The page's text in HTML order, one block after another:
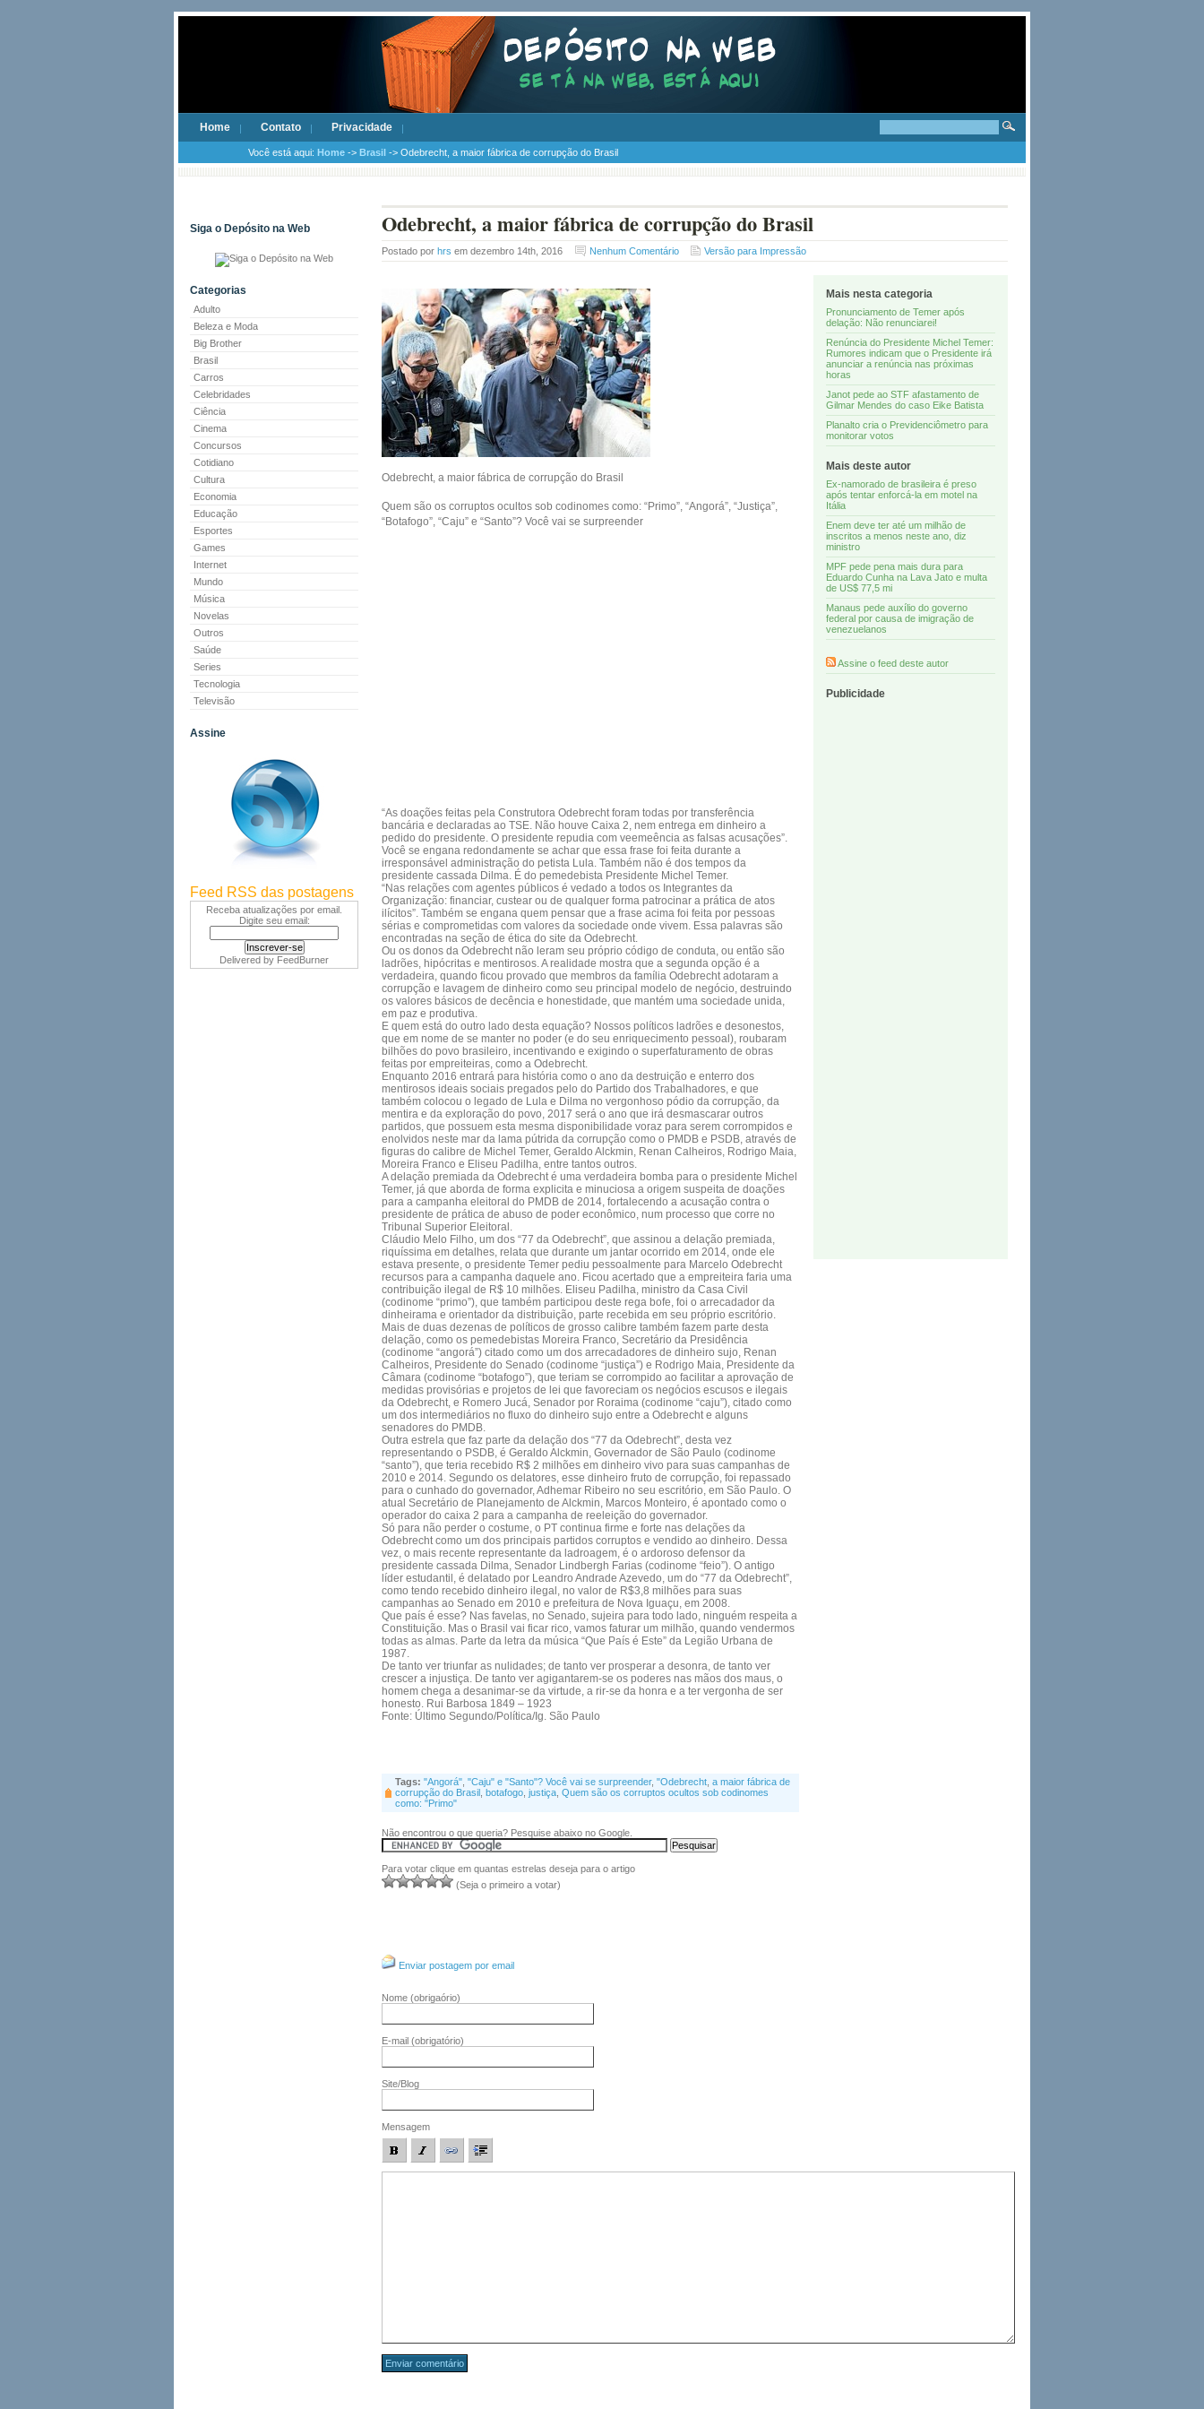
Home Contato Privacidade
Você está aqui: Home -> Brasil -> Odebrecht, a maior fábrica de corrupção do Brasil
Siga o Depósito na Web
Categorias
Adulto
Beleza e Moda
Big Brother
Brasil
Carros
Celebridades
Ciência
Cinema
Concursos
Cotidiano
Cultura
Economia
Educação
Esportes
Games
Internet
Mundo
Música
Novelas
Outros
Saúde
Series
Tecnologia
Televisão
Assine
Feed RSS das postagens
Receba atualizações por email.
Digite seu email:
Delivered by FeedBurner
Odebrecht, a maior fábrica de corrupção do Brasil
Postado por hrs em dezembro 14th, 2016 Nenhum Comentário Versão para Impressão
Odebrecht, a maior fábrica de corrupção do Brasil
Quem são os corruptos ocultos sob codinomes como: “Primo”, “Angorá”, “Justiça”,
“Botafogo”, “Caju” e “Santo”? Você vai se surpreender
“As doações feitas pela Construtora Odebrecht foram todas por transferência
bancária e declaradas ao TSE. Não houve Caixa 2, nem entrega em dinheiro a
pedido do presidente. O presidente repudia com veemeência as falsas acusações”.
Você se engana redondamente se achar que essa frase foi feita durante a
irresponsável administração do petista Lula. Também não é dos tempos da
presidente cassada Dilma. É do pemedebista Presidente Michel Temer.
“Nas relações com agentes públicos é vedado a todos os Integrantes da
Organização: financiar, custear ou de qualquer forma patrocinar a prática de atos
ilícitos”. Também se engana quem pensar que a frase acima foi feita por pessoas
sérias e comprometidas com valores da sociedade onde vivem. Essa palavras são
encontradas na seção de ética do site da Odebrecht.
Ou os donos da Odebrecht não leram seu próprio código de conduta, ou então são
ladrões, hipócritas e mentirosos. A realidade mostra que a segunda opção é a
verdadeira, quando ficou provado que membros da família Odebrecht adotaram a
corrupção e lavagem de dinheiro como seu principal modelo de negócio, destruindo
os valores básicos de decência e honestidade, que mantém uma sociedade unida,
em paz e produtiva.
E quem está do outro lado desta equação? Nossos políticos ladrões e desonestos,
que em nome de se manter no poder (e do seu enriquecimento pessoal), roubaram
bilhões do povo brasileiro, incentivando e exigindo o superfaturamento de obras
feitas por empreiteiras, como a Odebrecht.
Enquanto 2016 entrará para história como o ano da destruição e enterro dos
mentirosos ideais sociais pregados pelo do Partido dos Trabalhadores, e que
também colocou o legado de Lula e Dilma no vergonhoso pódio da corrupção, da
mentira e da exploração do povo, 2017 será o ano que irá desmascarar outros
partidos, que possuem esta mesma disponibilidade voraz para serem corrompidos e
enolvidos neste mar da lama pútrida da corrupção como o PMDB e PSDB, através de
figuras do calibre de Michel Temer, Geraldo Alckmin, Renan Calheiros, Rodrigo Maia,
Moreira Franco e Eliseu Padilha, entre tantos outros.
A delação premiada da Odebrecht é uma verdadeira bomba para o presidente Michel
Temer, já que aborda de forma explicita e minuciosa a origem suspeita de doações
para a campanha eleitoral do PMDB de 2014, fortalecendo a acusação contra o
presidente de prática de abuso de poder econômico, num processo que corre no
Tribunal Superior Eleitoral.
Cláudio Melo Filho, um dos “77 da Odebrecht”, que assinou a delação premiada,
riquíssima em detalhes, relata que durante um jantar ocorrido em 2014, onde ele
estava presente, o presidente Temer pediu pessoalmente para Marcelo Odebrecht
recursos para a campanha daquele ano. Ficou acertado que a empreiteira faria uma
contribuição ilegal de R$ 10 milhões. Eliseu Padilha, ministro da Casa Civil
(codinome “primo”), que também participou deste rega bofe, foi o arrecadador da
dinheirama e orientador da distribuição, parte recebida em seu próprio escritório.
Mais de duas dezenas de políticos de grosso calibre também fazem parte desta
delação, como os pemedebistas Moreira Franco, Secretário da Presidência
(codinome “angorá”) citado como um dos arrecadadores de dinheiro sujo, Renan
Calheiros, Presidente do Senado (codinome “justiça”) e Rodrigo Maia, Presidente da
Câmara (codinome “botafogo”), que teriam se corrompido ao facilitar a aprovação de
medidas provisórias e projetos de lei que favoreciam os negócios escusos e ilegais
da Odebrecht, e Romero Jucá, Senador por Roraima (codinome “caju”), citado como
um dos intermediários no fluxo do dinheiro sujo entre a Odebrecht e alguns
senadores do PMDB.
Outra estrela que faz parte da delação dos “77 da Odebrecht”, desta vez
representando o PSDB, é Geraldo Alckmin, Governador de São Paulo (codinome
“santo”), que teria recebido R$ 2 milhões em dinheiro vivo para suas campanhas de
2010 e 2014. Segundo os delatores, esse dinheiro fruto de corrupção, foi repassado
para o cunhado do governador, Adhemar Ribeiro no seu escritório, em São Paulo. O
atual Secretário de Planejamento de Alckmin, Marcos Monteiro, é apontado como o
operador do caixa 2 para a campanha de reeleição do governador.
Só para não perder o costume, o PT continua firme e forte nas delações da
Odebrecht como um dos principais partidos corruptos e vendido ao dinheiro. Dessa
vez, o mais recente representante da ladroagem, é o ardoroso defensor da
presidente cassada Dilma, Senador Lindbergh Farias (codinome “feio”). O antigo
líder estudantil, é delatado por Leandro Andrade Azevedo, um do “77 da Odebrecht”,
como tendo recebido dinheiro ilegal, no valor de R$3,8 milhões para suas
campanhas ao Senado em 2010 e prefeitura de Nova Iguaçu, em 2008.
Que país é esse? Nas favelas, no Senado, sujeira para todo lado, ninguém respeita a
Constituição. Mas o Brasil vai ficar rico, vamos faturar um milhão, quando vendermos
todas as almas. Parte da letra da música “Que País é Este” da Legião Urbana de
1987.
De tanto ver triunfar as nulidades; de tanto ver prosperar a desonra, de tanto ver
crescer a injustiça. De tanto ver agigantarem-se os poderes nas mãos dos maus, o
homem chega a desanimar-se da virtude, a rir-se da honra e a ter vergonha de ser
honesto. Rui Barbosa 1849 – 1923
Fonte: Último Segundo/Política/Ig. São Paulo
Mais nesta categoria
Pronunciamento de Temer após
delação: Não renunciarei!
Renúncia do Presidente Michel Temer:
Rumores indicam que o Presidente irá
anunciar a renúncia nas próximas
horas
Janot pede ao STF afastamento de
Gilmar Mendes do caso Eike Batista
Planalto cria o Previdenciômetro para
monitorar votos
Mais deste autor
Ex-namorado de brasileira é preso
após tentar enforcá-la em motel na
Itália
Enem deve ter até um milhão de
inscritos a menos neste ano, diz
ministro
MPF pede pena mais dura para
Eduardo Cunha na Lava Jato e multa
de US$ 77,5 mi
Manaus pede auxílio do governo
federal por causa de imigração de
venezuelanos
Assine o feed deste autor
Publicidade
Tags: "Angorá" "Caju" e "Santo"? Você vai se surpreender, "Odebrecht a maior fábrica de
corrupção do Brasil
botafogo justiça Quem são os corruptos ocultos sob codinomes
como: "Primo"
Não encontrou o que queria? Pesquise abaixo no Google.
Para votar clique em quantas estrelas deseja para o artigo
(Seja o primeiro a votar)
Enviar postagem por email
Nome (obrigaório)
E-mail (obrigatório)
Site/Blog
Mensagem